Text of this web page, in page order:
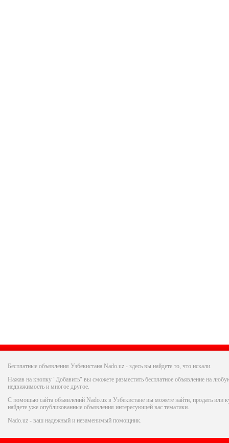
Бесплатные объявления Узбекистана Nado.uz - здесь вы найдете то, что искали.
Нажав на кнопку "Добавить" вы сможете разместить бесплатное объявление на
недвижимость и многое другое.
С помощью сайта объявлений Nado.uz в Узбекистане вы можете найти, продать или
найдете уже опубликованные объявления интересующей вас тематики.
Nado.uz - ваш надежный и незаменимый помощник.